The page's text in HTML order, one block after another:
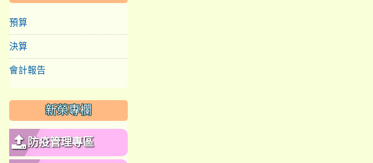
預算
決算
會計報告
新榮專欄
防疫管理專區